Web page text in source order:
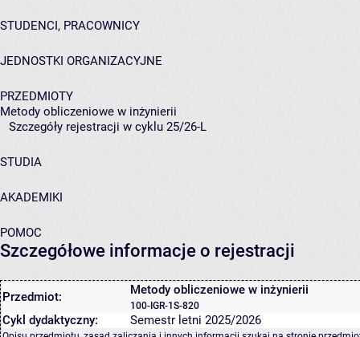
STUDENCI, PRACOWNICY
JEDNOSTKI ORGANIZACYJNE
PRZEDMIOTY
Metody obliczeniowe w inżynierii
Szczegóły rejestracji w cyklu 25/26-L
STUDIA
AKADEMIKI
POMOC
Szczegółowe informacje o rejestracji
Przedmiot: Metody obliczeniowe w inżynierii
100-IGR-1S-820
Cykl dydaktyczny: Semestr letni 2025/2026